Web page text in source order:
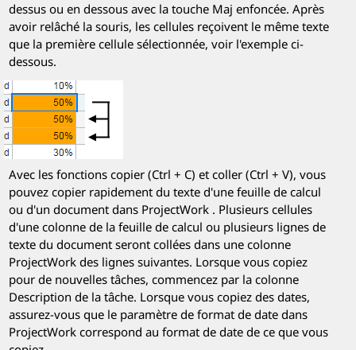
dessus ou en dessous avec la touche Maj enfoncée. Après
avoir relâché la souris, les cellules reçoivent le même texte
que la première cellule sélectionnée, voir l'exemple ci-
dessous.
Avec les fonctions copier (Ctrl + C) et coller (Ctrl + V), vous
pouvez copier rapidement du texte d'une feuille de calcul
ou d'un document dans ProjectWork . Plusieurs cellules
d'une colonne de la feuille de calcul ou plusieurs lignes de
texte du document seront collées dans une colonne
ProjectWork des lignes suivantes. Lorsque vous copiez
pour de nouvelles tâches, commencez par la colonne
Description de la tâche. Lorsque vous copiez des dates,
assurez-vous que le paramètre de format de date dans
ProjectWork correspond au format de date de ce que vous